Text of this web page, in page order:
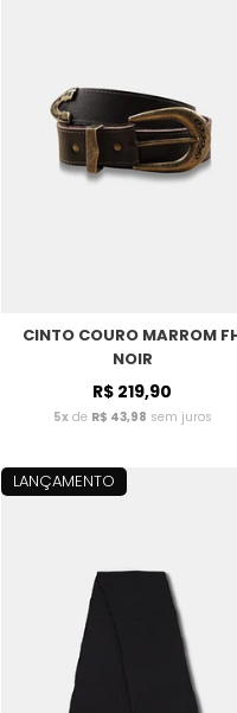
CINTO COURO MARROM
NOIR
R$ 219,90
5xde R$ 43,98 sem juros
LANÇAMENTO